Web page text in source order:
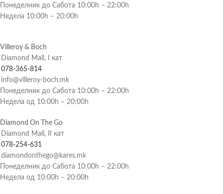
Понеделник до Сабота 10:00h – 22:00h
Недела 10:00h – 20:00h
Villeroy & Boch
Diamond Mall, I кат
078-365-814
info@villeroy-boch.mk
Понеделник до Сабота 10:00h – 22:00h
Недела од 10:00h – 20:00h
Diamond On The Go
Diamond Mall, II кат
078-254-631
diamondonthego@kares.mk
Понеделник до Сабота 10:00h – 22:00h
Недела од 10:00h – 20:00h